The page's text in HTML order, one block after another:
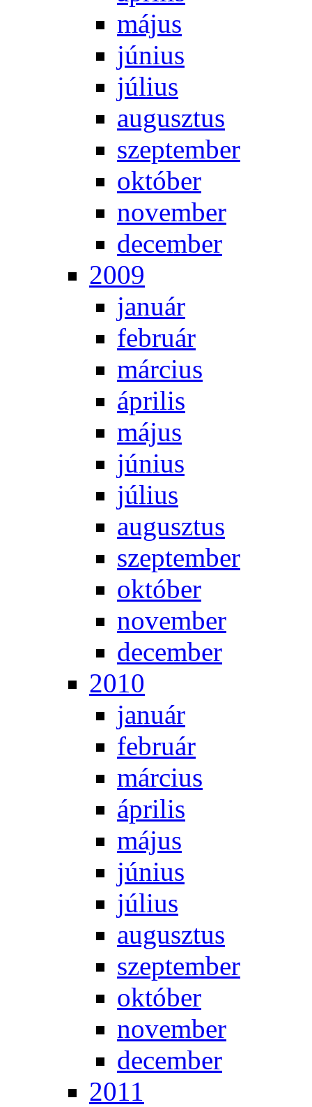
má­jus
jú­ni­us
jú­li­us
au­gusz­tus
szep­tem­ber
ok­tó­ber
no­vem­ber
de­cem­ber
2009
ja­nu­ár
feb­ru­ár
már­ci­us
áp­ri­lis
má­jus
jú­ni­us
jú­li­us
au­gusz­tus
szep­tem­ber
ok­tó­ber
no­vem­ber
de­cem­ber
2010
ja­nu­ár
feb­ru­ár
már­ci­us
áp­ri­lis
má­jus
jú­ni­us
jú­li­us
au­gusz­tus
szep­tem­ber
ok­tó­ber
no­vem­ber
de­cem­ber
2011